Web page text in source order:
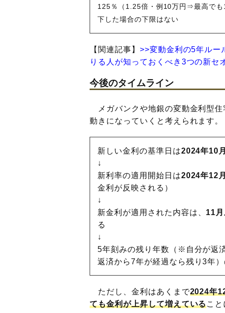
125％（1.25倍・例10万円⇒最高でも
下した場合の下限はない
【関連記事】 >>変動金利の5年ルー
りる人が知っておくべき3つの新セ
今後のタイムライン
メガバンクや地銀の変動金利型住
動きになっていくと考えられます。
新しい金利の基準日は2024年10
↓
新利率の適用開始日は2024年12
金利が反映される）
↓
新金利が適用された内容は、 11
る
↓
5年刻みの残り年数（※自分が返
返済から7年が経過なら残り3年
ただし、金利はあくまで2024年
ても金利が上昇して増えていること